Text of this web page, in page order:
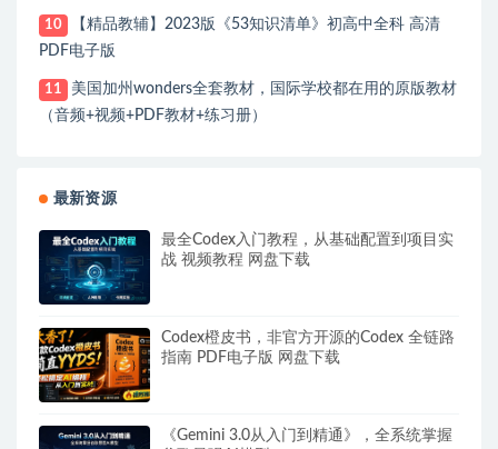
10
【精品教辅】2023版《53知识清单》初高中全科 高清
PDF电子版
11
美国加州wonders全套教材，国际学校都在用的原版教材
（音频+视频+PDF教材+练习册）
最新资源
最全Codex入门教程，从基础配置到项目实
战 视频教程 网盘下载
Codex橙皮书，非官方开源的Codex 全链路
指南 PDF电子版 网盘下载
《Gemini 3.0从入门到精通》，全系统掌握